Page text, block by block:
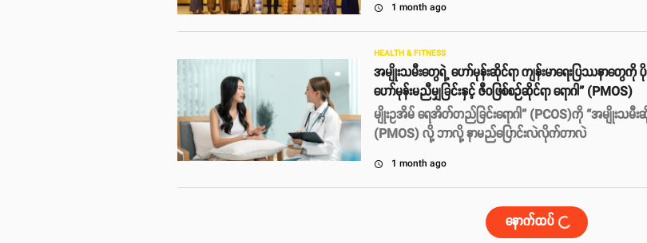
access_time 1 month ago
HEALTH & FITNESS
အမျိုးသမီးတွေရဲ့ ဟော်မုန်းဆိုင်ရာ ကျန်းမာရေးပြဿနာတွ
ဟော်မုန်းမညီမျှခြင်းနှင့် ဇီဝဖြစ်စဉ်ဆိုင်ရာ ရောဂါ” (PMOS)
မျိုးဥအိမ် ရေအိတ်တည်ခြင်းရောဂါ” (PCOS)ကို “အမျိုးသမီးဆို
(PMOS) လို့ ဘာလို့ နာမည်​ပြောင်းလဲလိုက်တာလဲ
access_time 1 month ago
နောက်ထပ်